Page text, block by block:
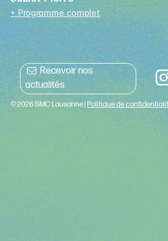
+ Programme complet
Recevoir nos
actualités
© 2026 SMC Lausanne |Politique de